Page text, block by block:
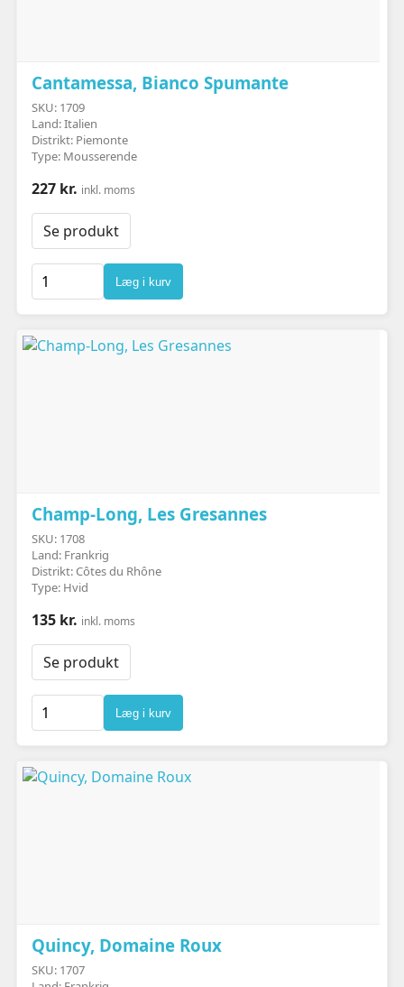
Cantamessa, Bianco Spumante
SKU: 1709
Land: Italien
Distrikt: Piemonte
Type: Mousserende
227 kr. inkl. moms
Se produkt
Læg i kurv
Champ-Long, Les Gresannes
SKU: 1708
Land: Frankrig
Distrikt: Côtes du Rhône
Type: Hvid
135 kr. inkl. moms
Se produkt
Læg i kurv
Quincy, Domaine Roux
SKU: 1707